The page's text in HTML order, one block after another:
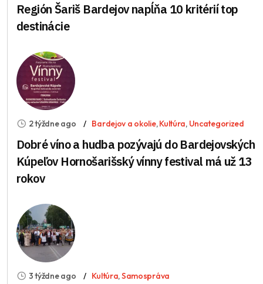
Región Šariš Bardejov napĺňa 10 kritérií top
destinácie
2 týždne ago Bardejov a okolie,Kultúra, Uncategorized
Dobré víno a hudba pozývajú do Bardejovských
Kúpeľov Hornošarišský vínny festival má už 13
rokov
3 týždne ago Kultúra,Samospráva